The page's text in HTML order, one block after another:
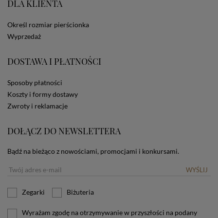
ze Sklepu bez zmiany ustawień w przeglądarce
zamieszczane w urządzeniu końcowym każdego
użytkownika. Jeżeli użytkownik nie wyraża zgody na
informacji o plikach cookies.
DLA KLIENTA
Określ rozmiar pierścionka
Wyprzedaż
DOSTAWA I PŁATNOŚCI
Sposoby płatności
Koszty i formy dostawy
Zwroty i reklamacje
DOŁĄCZ DO NEWSLETTERA
Bądź na bieżąco z nowościami, promocjami i konkursami.
WYŚLIJ
Zegarki Biżuteria
Wyrażam zgodę na otrzymywanie w przyszłości na podany